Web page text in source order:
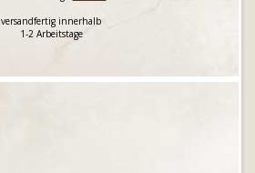
versandfertig innerhalb
1-2 Arbeitstage